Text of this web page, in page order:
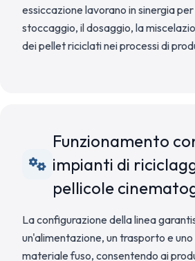
essiccazione lavorano in sinergia
stoccaggio, il dosaggio, la
dei pellet riciclati nei processi di
Funzionamento
impianti di
pellicole
La configurazione della linea
un'alimentazione, un trasporto e
materiale fuso, consentendo ai